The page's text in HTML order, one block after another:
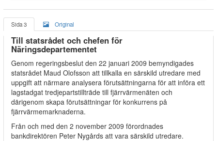
Sida 3 Original
Till statsrådet och chefen för
Näringsdepartementet
Genom regeringsbeslut den 22 januari 2009 bemyndigades
statsrådet Maud Olofsson att tillkalla en särskild utredare med
uppgift att närmare analysera förutsättningarna för att införa ett
lagstadgat tredjepartstillträde till fjärrvärmenäten och
därigenom skapa förutsättningar för konkurrens på
fjärrvärmemarknaderna.
Från och med den 2 november 2009 förordnades
bankdirektören Peter Nygårds att vara särskild utredare.